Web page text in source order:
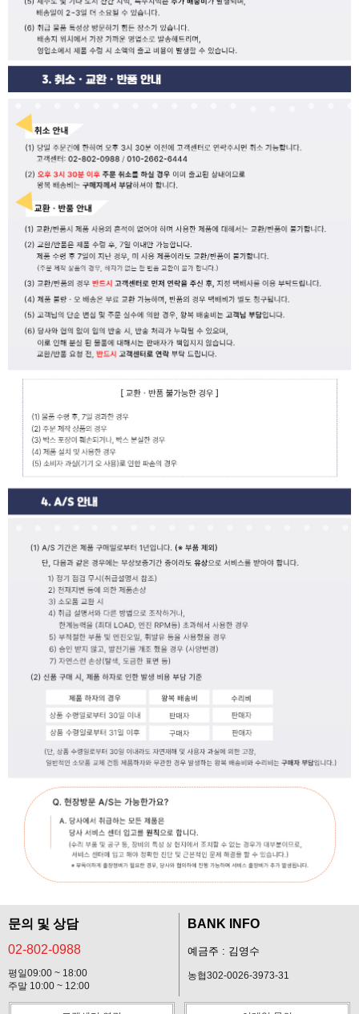
문의 및 상담
02-802-0988
평일09:00 ~ 18:00
주말 10:00 ~ 12:00
BANK INFO
예금주 : 김영수
농협302-0026-3973-31